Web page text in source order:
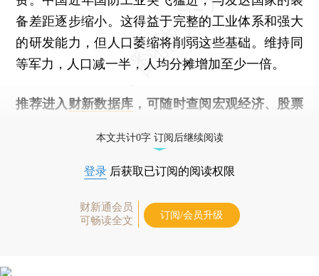
备差距逐步缩小。这得益于完整的工业体系和强大
的研发能力，但人口萎缩将削弱这些基础。维持同
等军力，人口减一半，人均分摊增加至少一倍。
推荐进入 财新数据库 ，可随时查阅宏观经济、股票
本文共计0字 订阅后继续阅读
登录 后获取已订阅的阅读权限
财新通会员
可畅读全文
订阅/会员升级